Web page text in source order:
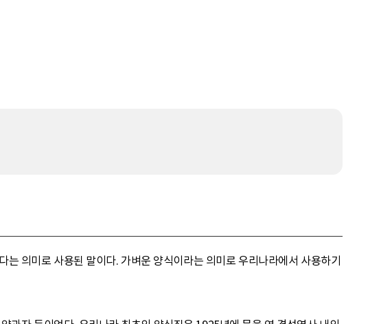
의미로 사용된 말이다. 가벼운 양식이라는 의미로 우리나라에서 사용하기